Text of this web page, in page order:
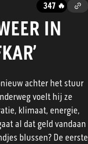
347 🔥
IN
achter het stuur
voelt hij ze
klimaat, energie,
al dat geld vandaan
blussen? De eerste